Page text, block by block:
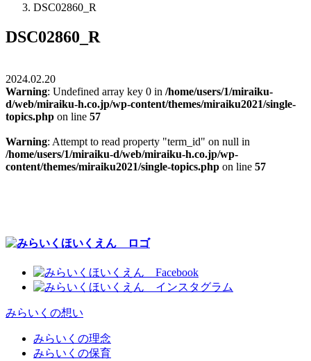
DSC02860_R
DSC02860_R
2024.02.20
Warning: Undefined array key 0 in /home/users/1/miraiku-
d/web/miraiku-h.co.jp/wp-content/themes/miraiku2021/single-
topics.php on line 57
Warning: Attempt to read property "term_id" on null in
/home/users/1/miraiku-d/web/miraiku-h.co.jp/wp-
content/themes/miraiku2021/single-topics.php on line 57
みらいくの想い
みらいくの理念
みらいくの保育